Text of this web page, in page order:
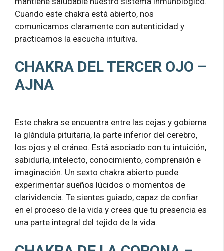
Cuando este chakra está abierto, nos
comunicamos claramente con autenticidad y
practicamos la escucha intuitiva.
CHAKRA DEL TERCER OJO –
AJNA
Este chakra se encuentra entre las cejas y gobierna
la glándula pituitaria, la parte inferior del cerebro,
los ojos y el cráneo. Está asociado con tu intuición,
sabiduría, intelecto, conocimiento, comprensión e
imaginación. Un sexto chakra abierto puede
experimentar sueños lúcidos o momentos de
clarividencia. Te sientes guiado, capaz de confiar
en el proceso de la vida y crees que tu presencia es
una parte integral del tejido de la vida.